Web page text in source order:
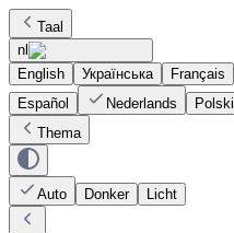
Taal
nl
English
Українська Français
Español
Nederlands
Polski
Thema
Auto Donker Licht